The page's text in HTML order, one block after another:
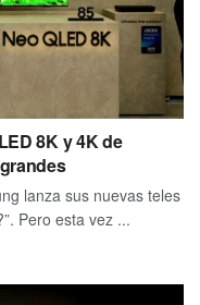
8K y 4K de
lanza sus nuevas teles
Pero esta vez ...